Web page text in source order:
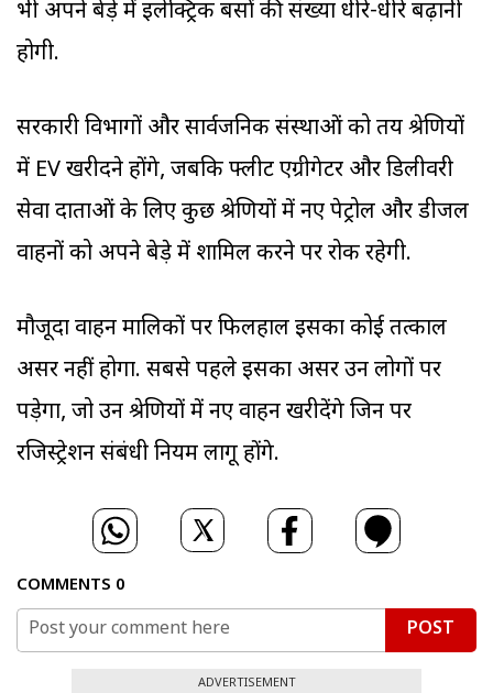
भी अपने बेड़े में इलेक्ट्रिक बसों की संख्या धीरे-धीरे बढ़ानी
होगी.
सरकारी विभागों और सार्वजनिक संस्थाओं को तय श्रेणियों
में EV खरीदने होंगे, जबकि फ्लीट एग्रीगेटर और डिलीवरी
सेवा प्रदाताओं के लिए कुछ श्रेणियों में नए पेट्रोल और डीजल
वाहनों को अपने बेड़े में शामिल करने पर रोक रहेगी.
मौजूदा वाहन मालिकों पर फिलहाल इसका कोई तत्काल
असर नहीं होगा. सबसे पहले इसका असर उन लोगों पर
पड़ेगा, जो उन श्रेणियों में नए वाहन खरीदेंगे जिन पर
रजिस्ट्रेशन संबंधी नियम लागू होंगे.
COMMENTS 0
POST
ADVERTISEMENT